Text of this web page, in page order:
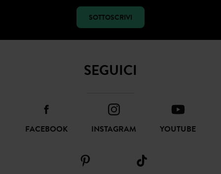
SOTTOSCRIVI
SEGUICI
FACEBOOK INSTAGRAM YOUTUBE